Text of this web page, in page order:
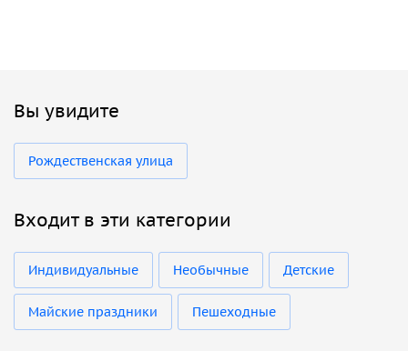
Вы увидите
Рождественская улица
Входит в эти категории
Индивидуальные Необычные Детские
Майские праздники Пешеходные